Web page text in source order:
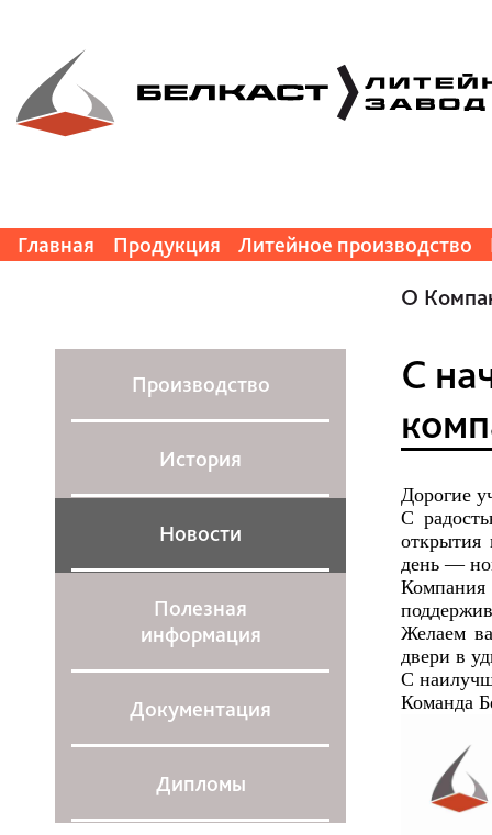
Главная Продукция Литейное производство
Производство
История
Новости
Полезная
информация
Документация
Дипломы
О
С
Дорогие
С
день —
Желаем
двери в
С
Команда